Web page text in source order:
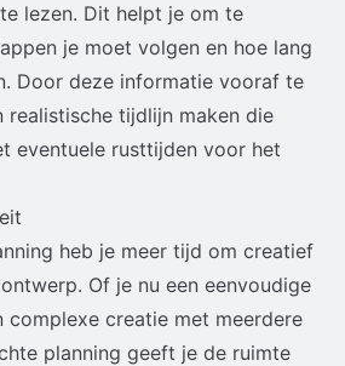
lezen. Dit helpt je om te
je moet volgen en hoe lang
Door deze informatie vooraf te
realistische tijdlijn maken die
eventuele rusttijden voor het
heb je meer tijd om creatief
Of je nu een eenvoudige
creatie met meerdere
planning geeft je de ruimte